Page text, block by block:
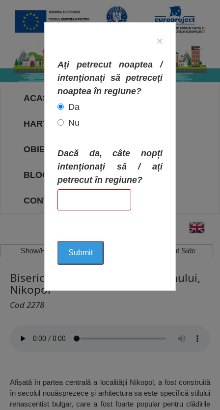
ACASA
HARTA OBIECTIVELOR
OBIECTIVE
BLOG
CONTACT
Show/Hide Left Side Show/Hide Right Side
Biserica Adormirea Maicii Domnului,
Nikopol
Cod 2278
Afișată în partea centrală a localității Nikopol, a fost construită
în secolul nouăsprezece și arhitectura sa este specifică stilului
renascentist bulgar, care a fost foarte popular pentru clădirile
×
Ați petrecut noaptea /
intenționați să petreceți
noaptea în regiune?
Da
Nu
Dacă da, câte nopți
intenționați să / ați
petrecut în regiune?